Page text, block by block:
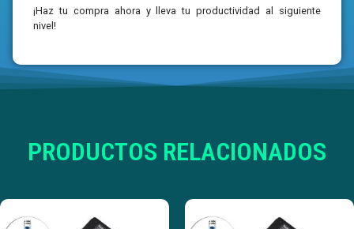
¡Haz tu compra ahora y lleva tu productividad al siguiente
nivel!
PRODUCTOS RELACIONADOS